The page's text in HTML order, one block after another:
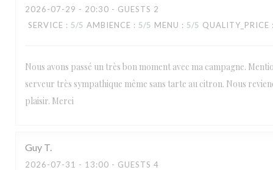
2026-07-29 - 20:30 - GUESTS 2
SERVICE : 5/5 AMBIENCE : 5/5 MENU : 5/5 QUALITY_PRICE
Nous avons passé un très bon moment avec ma campagne.
serveur très sympathique même sans tarte au citron. Nous
plaisir. Merci
Guy T
2026-07-31 - 13:00 - GUESTS 4